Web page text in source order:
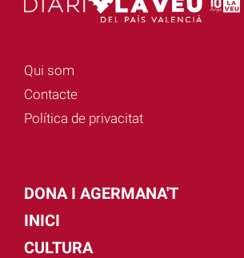
Qui som
Contacte
Política de privacitat
DONA I AGERMANA'T
INICI
CULTURA